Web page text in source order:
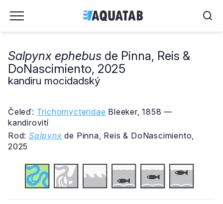
Salpynx ephebus de Pinna, Reis &
DoNascimiento, 2025
kandiru mocidadský
Čeleď: Trichomycteridae Bleeker, 1858 —
kandirovití
Rod: Salpynx de Pinna, Reis & DoNascimiento,
2025